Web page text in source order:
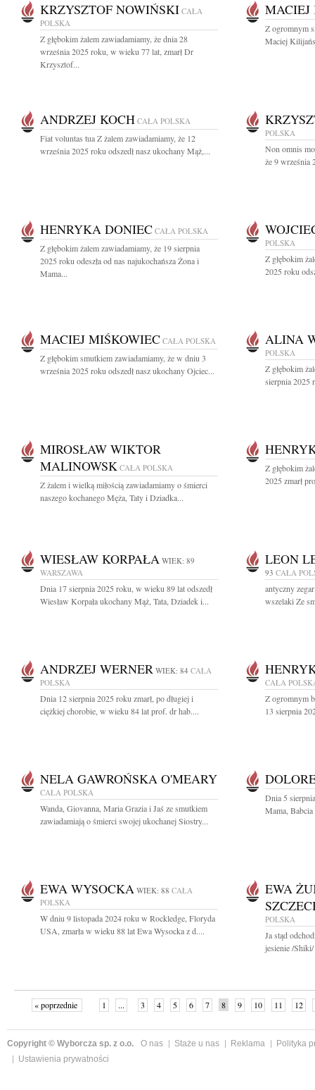
KRZYSZTOF NOWIŃSKI CAŁA
POLSKA
Z głębokim żalem zawiadamiamy, że dnia 28
września 2025 roku, w wieku 77 lat, zmarł Dr
Krzysztof...
Z ogromnym
Maciej
ANDRZEJ KOCH CAŁA POLSKA
Fiat voluntas tua Z żalem zawiadamiamy, że 12
września 2025 roku odszedł nasz ukochany Mąż,...
POLSKA
Non omnis
że 9 września
HENRYKA DONIEC CAŁA POLSKA
Z głębokim żalem zawiadamiamy, że 19 sierpnia
2025 roku odeszła od nas najukochańsza Żona i
Mama...
POLSKA
Z głębokim
2025 roku
MACIEJ MIŚKOWIEC CAŁA POLSKA
Z głębokim smutkiem zawiadamiamy, że w dniu 3
września 2025 roku odszedł nasz ukochany Ojciec...
ALINA
POLSKA
Z głębokim
sierpnia 2025
MIROSŁAW WIKTOR
MALINOWSK CAŁA POLSKA
Z żalem i wielką miłością zawiadamiamy o śmierci
naszego kochanego Męża, Taty i Dziadka...
Z głębokim
2025 zmarł
WIESŁAW KORPAŁA WIEK: 89
WARSZAWA
Dnia 17 sierpnia 2025 roku, w wieku 89 lat odszedł
Wiesław Korpała ukochany Mąż, Tata, Dziadek i...
LEON
93 CAŁA
antyczny
wszelaki Ze
ANDRZEJ WERNER WIEK: 84 CAŁA
POLSKA
Dnia 12 sierpnia 2025 roku zmarł, po długiej i
ciężkiej chorobie, w wieku 84 lat prof. dr hab....
CAŁA
Z ogromnym
13 sierpnia
NELA GAWROŃSKA O'MEARY
CAŁA POLSKA
Wanda, Giovanna, Maria Grazia i Jaś ze smutkiem
zawiadamiają o śmierci swojej ukochanej Siostry...
Dnia 5
Mama,
EWA WYSOCKA WIEK: 88 CAŁA
POLSKA
W dniu 9 listopada 2024 roku w Rockledge, Floryda
USA, zmarła w wieku 88 lat Ewa Wysocka z d....
EWA
POLSKA
Ja stąd
jesienie /
« poprzednie 1 ... 3 4 5 6 7 8 9 10 11 12
Copyright © Wyborcza sp. z o.o. O nas Staże u nas Reklama
Polityka
Ustawienia prywatności